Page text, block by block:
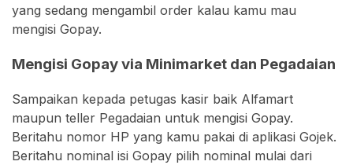
yang sedang mengambil order kalau kamu mau
mengisi Gopay.
Mengisi Gopay via Minimarket dan Pegadaian
Sampaikan kepada petugas kasir baik Alfamart
maupun teller Pegadaian untuk mengisi Gopay.
Beritahu nomor HP yang kamu pakai di aplikasi Gojek.
Beritahu nominal isi Gopay pilih nominal mulai dari